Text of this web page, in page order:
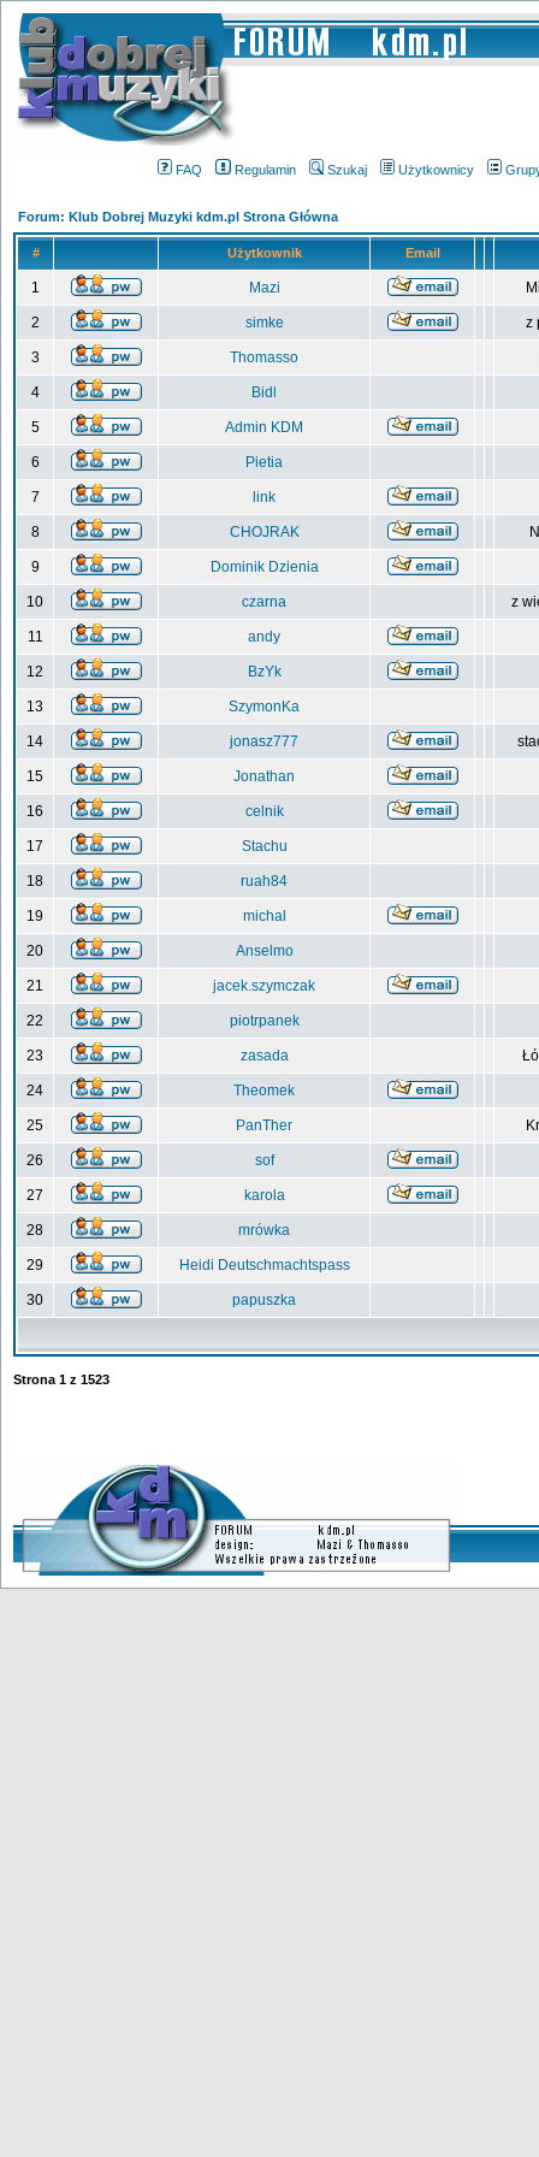
FAQ Regulamin Szukaj Użytkownicy
Forum: Klub Dobrej Muzyki kdm.pl Strona Główna
# Użytkownik Email
1 Mazi
2 simke z
3 Thomasso
4 Bidl
5 Admin KDM
6 Pietia
7 link
8 CHOJRAK
9 Dominik Dzienia
10 czarna z
11 andy
12 BzYk
13 SzymonKa
14 jonasz777
15 Jonathan
16 celnik
17 Stachu
18 ruah84
19 michal
20 Anselmo
21 jacek.szymczak
22 piotrpanek
23 zasada
24 Theomek
25 PanTher
26 sof
27 karola
28 mrówka
29 Heidi Deutschmachtspass
30 papuszka
Strona 1 z 1523